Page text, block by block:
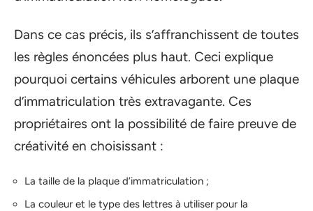
Dans ce cas précis, ils s’affranchissent de toutes
les règles énoncées plus haut. Ceci explique
pourquoi certains véhicules arborent une plaque
d’immatriculation très extravagante. Ces
propriétaires ont la possibilité de faire preuve de
créativité en choisissant :
La taille de la plaque d’immatriculation ;
La couleur et le type des lettres à utiliser pour la